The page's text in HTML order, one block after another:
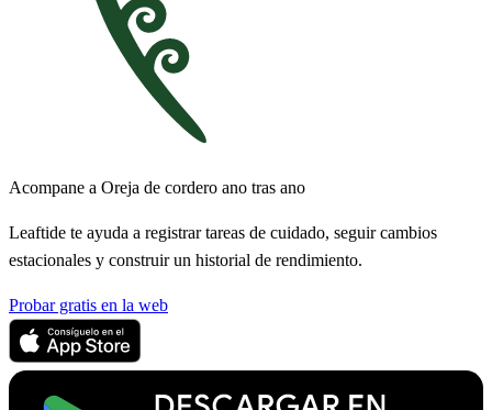
Acompane a Oreja de cordero ano tras ano
Leaftide te ayuda a registrar tareas de cuidado, seguir cambios
estacionales y construir un historial de rendimiento.
Probar gratis en la web